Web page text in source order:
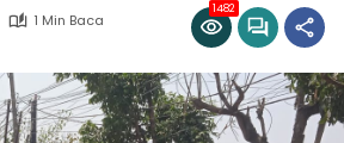
1 Min Baca
1482